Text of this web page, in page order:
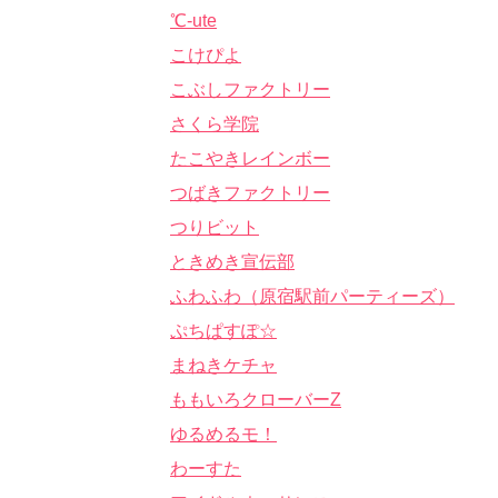
℃-ute
こけぴよ
こぶしファクトリー
さくら学院
たこやきレインボー
つばきファクトリー
つりビット
ときめき宣伝部
ふわふわ（原宿駅前パーティーズ）
ぷちぱすぽ☆
まねきケチャ
ももいろクローバーZ
ゆるめるモ！
わーすた